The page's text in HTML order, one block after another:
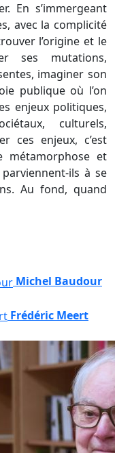
En s’immergeant
avec la complicité
l’origine et le
ses mutations,
imaginer son
publique où l’on
enjeux politiques,
culturels,
ces enjeux, c’est
métamorphose et
ils à se
Au fond, quand
Michel Baudour
Frédéric Meert